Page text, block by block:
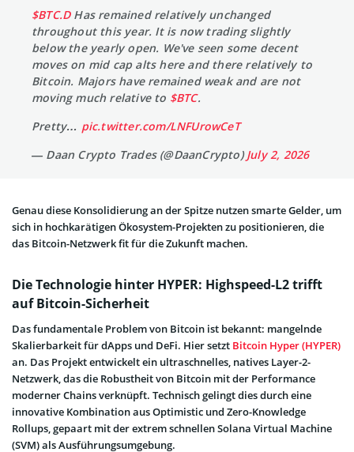
$BTC.DHas remained relatively unchanged
throughout this year. It is now trading slightly
below the yearly open. We've seen some decent
moves on mid cap alts here and there relatively to
Bitcoin. Majors have remained weak and are not
moving much relative to $BTC.
Pretty… pic.twitter.com/LNFUrowCeT
— Daan Crypto Trades (@DaanCrypto)July 2, 2026
Genau diese Konsolidierung an der Spitze nutzen smarte Gelder, um
sich in hochkarätigen Ökosystem-Projekten zu positionieren, die
das Bitcoin-Netzwerk fit für die Zukunft machen.
Die Technologie hinter HYPER: Highspeed-L2 trifft
auf Bitcoin-Sicherheit
Das fundamentale Problem von Bitcoin ist bekannt: mangelnde
Skalierbarkeit für dApps und DeFi. Hier setzt Bitcoin Hyper (HYPER)
an. Das Projekt entwickelt ein ultraschnelles, natives Layer-2-
Netzwerk, das die Robustheit von Bitcoin mit der Performance
moderner Chains verknüpft. Technisch gelingt dies durch eine
innovative Kombination aus Optimistic und Zero-Knowledge
Rollups, gepaart mit der extrem schnellen Solana Virtual Machine
(SVM) als Ausführungsumgebung.